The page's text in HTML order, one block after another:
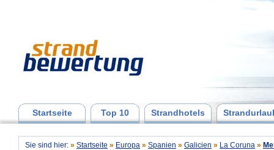
Startseite Top 10 Strandhotels
Sie sind hier: » Startseite » Europa » Spanien » Galicien » La Coruna »